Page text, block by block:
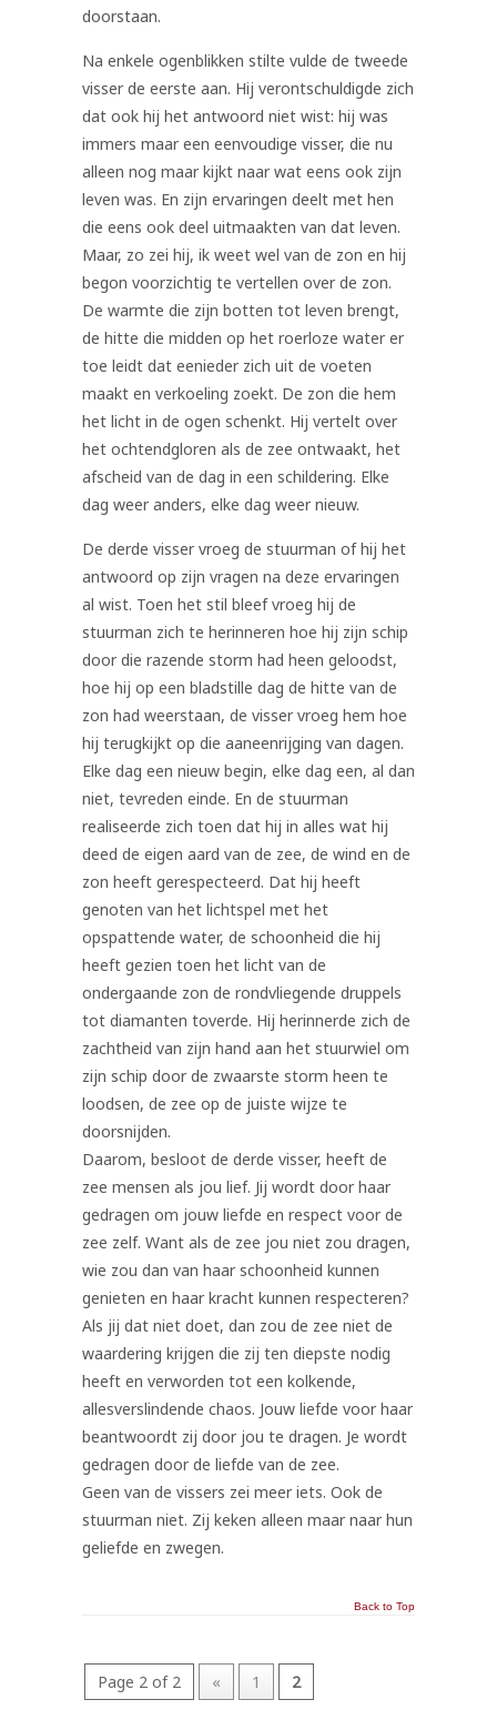
doorstaan.
Na enkele ogenblikken stilte vulde de tweede
visser de eerste aan. Hij verontschuldigde zich
dat ook hij het antwoord niet wist: hij was
immers maar een eenvoudige visser, die nu
alleen nog maar kijkt naar wat eens ook zijn
leven was. En zijn ervaringen deelt met hen
die eens ook deel uitmaakten van dat leven.
Maar, zo zei hij, ik weet wel van de zon en hij
begon voorzichtig te vertellen over de zon.
De warmte die zijn botten tot leven brengt,
de hitte die midden op het roerloze water er
toe leidt dat eenieder zich uit de voeten
maakt en verkoeling zoekt. De zon die hem
het licht in de ogen schenkt. Hij vertelt over
het ochtendgloren als de zee ontwaakt, het
afscheid van de dag in een schildering. Elke
dag weer anders, elke dag weer nieuw.
De derde visser vroeg de stuurman of hij het
antwoord op zijn vragen na deze ervaringen
al wist. Toen het stil bleef vroeg hij de
stuurman zich te herinneren hoe hij zijn schip
door die razende storm had heen geloodst,
hoe hij op een bladstille dag de hitte van de
zon had weerstaan, de visser vroeg hem hoe
hij terugkijkt op die aaneenrijging van dagen.
Elke dag een nieuw begin, elke dag een, al dan
niet, tevreden einde. En de stuurman
realiseerde zich toen dat hij in alles wat hij
deed de eigen aard van de zee, de wind en de
zon heeft gerespecteerd. Dat hij heeft
genoten van het lichtspel met het
opspattende water, de schoonheid die hij
heeft gezien toen het licht van de
ondergaande zon de rondvliegende druppels
tot diamanten toverde. Hij herinnerde zich de
zachtheid van zijn hand aan het stuurwiel om
zijn schip door de zwaarste storm heen te
loodsen, de zee op de juiste wijze te
doorsnijden.
Daarom, besloot de derde visser, heeft de
zee mensen als jou lief. Jij wordt door haar
gedragen om jouw liefde en respect voor de
zee zelf. Want als de zee jou niet zou dragen,
wie zou dan van haar schoonheid kunnen
genieten en haar kracht kunnen respecteren?
Als jij dat niet doet, dan zou de zee niet de
waardering krijgen die zij ten diepste nodig
heeft en verworden tot een kolkende,
allesverslindende chaos. Jouw liefde voor haar
beantwoordt zij door jou te dragen. Je wordt
gedragen door de liefde van de zee.
Geen van de vissers zei meer iets. Ook de
stuurman niet. Zij keken alleen maar naar hun
geliefde en zwegen.
Back to Top
Page 2 of 2 « 1 2